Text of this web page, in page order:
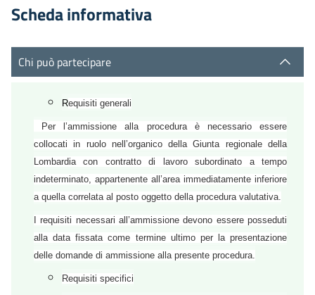
Scheda informativa
Chi può partecipare
Requisiti generali
Per l’ammissione alla procedura è necessario essere
collocati in ruolo nell’organico della Giunta regionale della
Lombardia con contratto di lavoro subordinato a tempo
indeterminato, appartenente all’area immediatamente inferiore
a quella correlata al posto oggetto della procedura valutativa.
I requisiti necessari all’ammissione devono essere posseduti
alla data fissata come termine ultimo per la presentazione
delle domande di ammissione alla presente procedura.
Requisiti specifici